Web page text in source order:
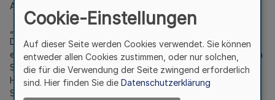
Absatz 1 wird wie folgt gefasst:
„(1) Studiert eine Darlehensnehmerin oder ein
Darlehensnehmer, die oder der einen Bachelorstudiengang
erfolgreich abgeschlossen und für dieses Bachelorstudium ein
Studienbeitragsdarlehen nach § 13 Absatz 1
Hochschulabgabengesetz erhalten hat, nunmehr einen
Studiengang, welcher aufbauend auf dem Erwerb des
Cookie-Einstellungen
Auf dieser Seite werden Cookies verwendet. Sie können
entweder allen Cookies zustimmen, oder nur solchen,
die für die Verwendung der Seite zwingend erforderlich
sind. Hier finden Sie die Datenschutzerklärung